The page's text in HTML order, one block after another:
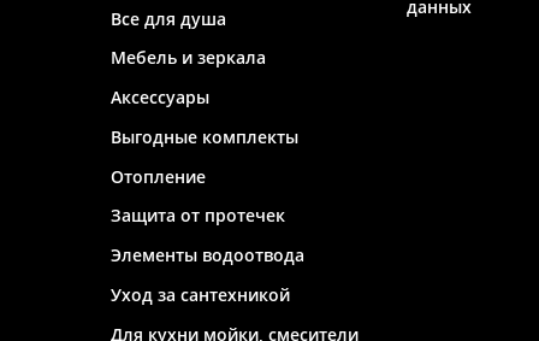
Все для душа
Мебель и зеркала
Аксессуары
Выгодные комплекты
Отопление
Защита от протечек
Элементы водоотвода
Уход за сантехникой
Для кухни мойки, смесители
данных